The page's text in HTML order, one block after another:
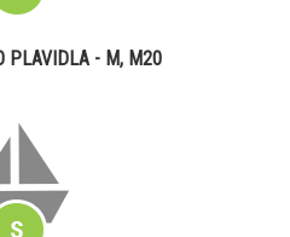
PLAVIDLA - M, M20